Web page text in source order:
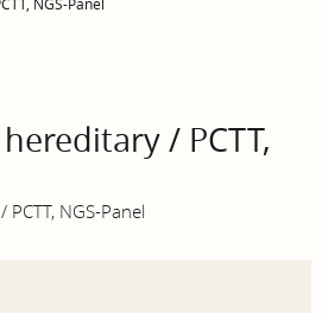
NGS-Panel
/ PCTT,
NGS-Panel